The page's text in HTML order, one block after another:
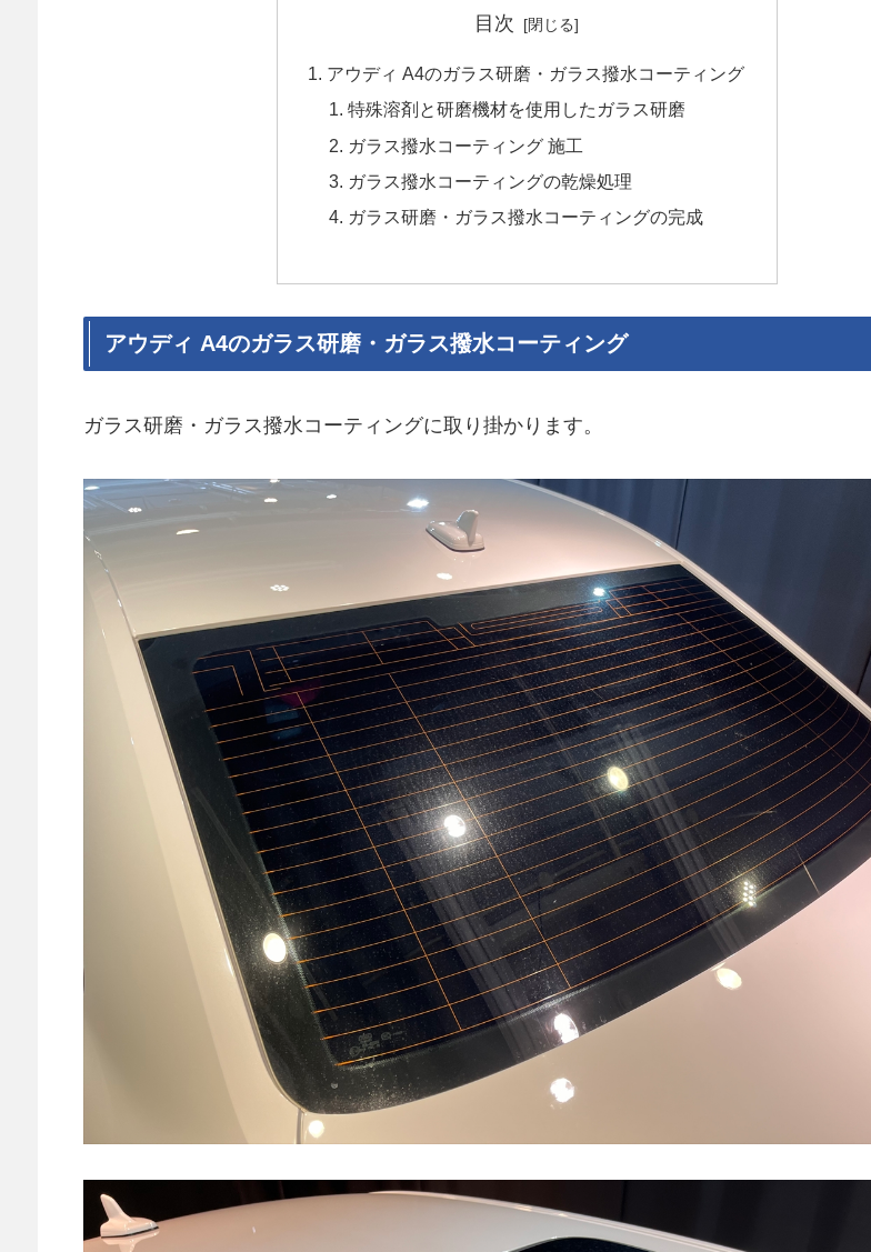
目次
アウディ A4のガラス研磨・ガラス撥水コーティング
特殊溶剤と研磨機材を使用したガラス研磨
ガラス撥水コーティング 施工
ガラス撥水コーティングの乾燥処理
ガラス研磨・ガラス撥水コーティングの完成
アウディ A4のガラス研磨・ガラス撥水コーティング
ガラス研磨・ガラス撥水コーティングに取り掛かります。